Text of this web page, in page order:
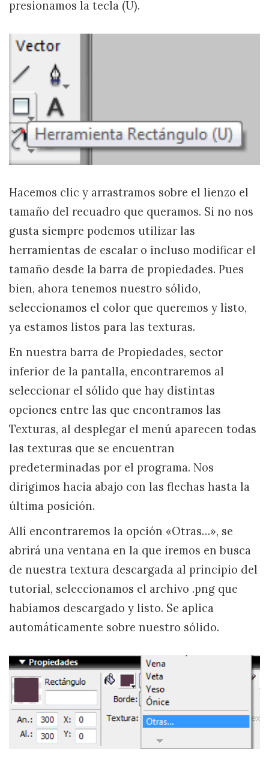
presionamos la tecla (U).
Hacemos clic y arrastramos sobre el lienzo el
tamaño del recuadro que queramos. Si no nos
gusta siempre podemos utilizar las
herramientas de escalar o incluso modificar el
tamaño desde la barra de propiedades. Pues
bien, ahora tenemos nuestro sólido,
seleccionamos el color que queremos y listo,
ya estamos listos para las texturas.
En nuestra barra de Propiedades, sector
inferior de la pantalla, encontraremos al
seleccionar el sólido que hay distintas
opciones entre las que encontramos las
Texturas, al desplegar el menú aparecen todas
las texturas que se encuentran
predeterminadas por el programa. Nos
dirigimos hacia abajo con las flechas hasta la
última posición.
Allí encontraremos la opción «Otras…», se
abrirá una ventana en la que iremos en busca
de nuestra textura descargada al principio del
tutorial, seleccionamos el archivo .png que
habíamos descargado y listo. Se aplica
automáticamente sobre nuestro sólido.